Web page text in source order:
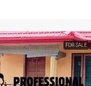
FOR SALE